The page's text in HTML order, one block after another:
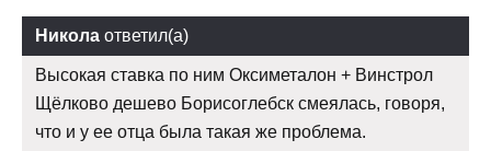
Никола ответил(а)
Высокая ставка по ним Оксиметалон + Винстрол
Щёлково дешево Борисоглебск смеялась, говоря,
что и у ее отца была такая же проблема.